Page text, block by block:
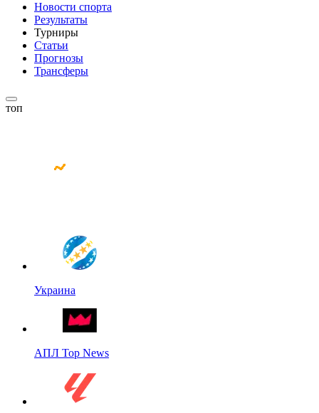
Новости спорта
Результаты
Турниры
Статьи
Прогнозы
Трансферы
топ
Украина
АПЛ Top News